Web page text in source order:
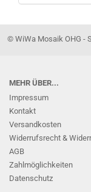
© WiWa Mosaik OHG -
MEHR ÜBER...
Impressum
Kontakt
Versandkosten
Widerrufsrecht &
AGB
Zahlmöglichkeiten
Datenschutz